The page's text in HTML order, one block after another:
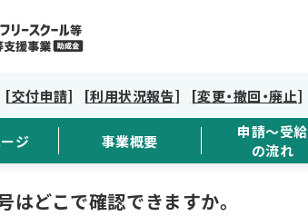
[交付申請] [利用状況報告] [変更・撤回・廃止]
ジ 事業概要
申請～受給
の流れ
はどこで確認できますか。